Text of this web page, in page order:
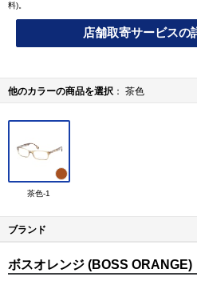
料)。
店舗取寄サービスの
他のカラーの商品を選択 茶色
茶色-1
ブランド
ボスオレンジ (BOSS ORANGE)